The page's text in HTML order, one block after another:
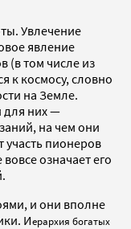
Увлечение
явление
(в том числе из
к космосу, словно
на Земле.
для них —
на чем они
участь пионеров
означает его
и они вполне
Иерархия богатых